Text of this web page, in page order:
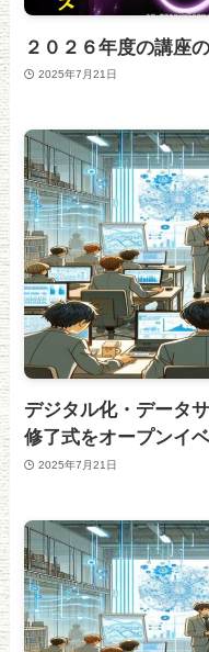
２０２６年度の講座
2025年7月21日
デジタル化・データ
修了式をオープンイ
2025年7月21日